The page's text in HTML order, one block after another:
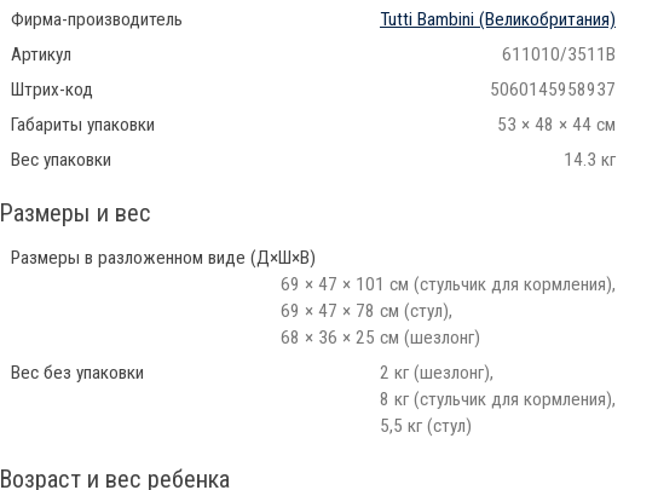
Фирма-производитель Tutti Bambini (Великобритания)
Артикул
611010/3511B
Штрих-код
5060145958937
Габариты упаковки
53 × 48 × 44 см
Вес упаковки
14.3 кг
Размеры и вес
Размеры в разложенном виде (Д×Ш×В)
69 × 47 × 101 см (стульчик для кормления),
69 × 47 × 78 см (стул),
68 × 36 × 25 см (шезлонг)
Вес без упаковки
2 кг (шезлонг),
8 кг (стульчик для кормления),
5,5 кг (стул)
Возраст и вес ребенка